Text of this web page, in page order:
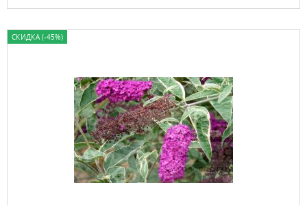
СКИДКА (-45%)